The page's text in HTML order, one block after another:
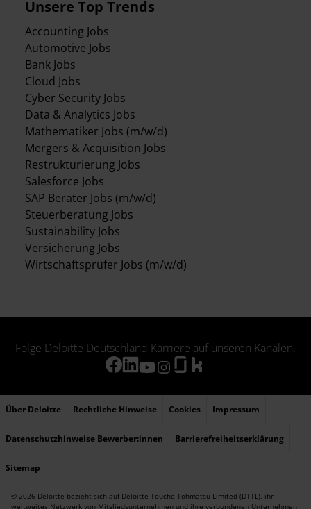
Unsere Top Trends
Accounting Jobs
Automotive Jobs
Bank Jobs
Cloud Jobs
Cyber Security Jobs
Data & Analytics Jobs
Mathematiker Jobs (m/w/d)
Mergers & Acquisition Jobs
Restrukturierung Jobs
Salesforce Jobs
SAP Berater Jobs (m/w/d)
Steuerberatung Jobs
Sustainability Jobs
Versicherung Jobs
Wirtschaftsprüfer Jobs (m/w/d)
Folge Deloitte Deutschland Karriere auf unseren Kanälen.
Über Deloitte Rechtliche Hinweise Cookies Impressum
Datenschutzhinweise Bewerber:innen Barrierefreiheitserklärung
Sitemap
© 2026 Deloitte bezieht sich auf Deloitte Touche Tohmatsu Limited (DTTL), ihr
weltweites Netzwerk von Mitgliedsunternehmen und ihre verbundenen Unternehmen